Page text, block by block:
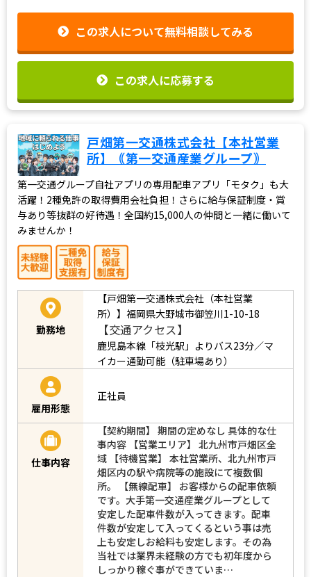
この求人について無料相談してみる
この求人に応募する
戸畑第一交通株式会社【本社営業
所】｟第一交通産業グループ｠
第一交通グループ自社アプリの専用配車アプリ「モタク」も大
活躍！2種免許の取得費用会社負担！さらに給与保証制度・賞
与あり等抜群の好待遇！全国約15,000人の仲間と一緒に働いて
みませんか！
勤務地
【戸畑第一交通株式会社（本社営業
所）】福岡県大野城市御笠川1-10-18
【交通アクセス】
鹿児島本線「枝光駅」よりバス23分／マ
イカー通勤可能（駐車場あり）
雇用形態
正社員
仕事内容
【契約期間】 期間の定めなし 具体的な仕
事内容 【営業エリア】 北九州市戸畑区全
域 【待機営業】 本社営業所、北九州市戸
畑区内の駅や病院等の施設にて複数個
所。 【無線配車】 お客様からの配車依頼
です。大手第一交通産業グループとして
安定した配車件数が入ってきます。配車
件数が安定して入ってくるという事は売
上も安定しお給料も安定します。その為
当社では業界未経験の方でも初年度から
しっかり稼ぐ事ができていま…